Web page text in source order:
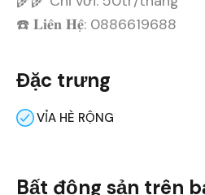
☎️ 𝐋𝐢𝐞̂𝐧 𝐇𝐞̣̂: 0886619688
Đặc trưng
VỈA HÈ RỘNG
Bất động sản trên